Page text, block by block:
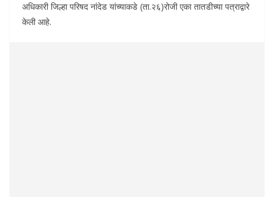
अधिकारी जिल्हा परिषद नांदेड यांच्याकडे (ता.२६)रोजी एका तातडीच्या पत्राद्वारे
केली आहे.